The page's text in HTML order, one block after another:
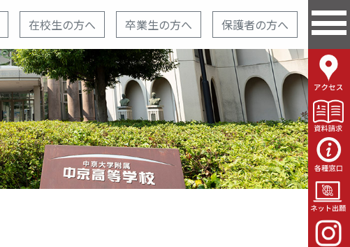
在校生の方へ 卒業生の方へ 保護者の方へ